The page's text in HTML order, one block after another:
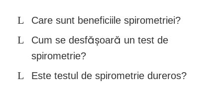
Care sunt beneficiile spirometriei?
Cum se desfășoară un test de
spirometrie?
Este testul de spirometrie dureros?